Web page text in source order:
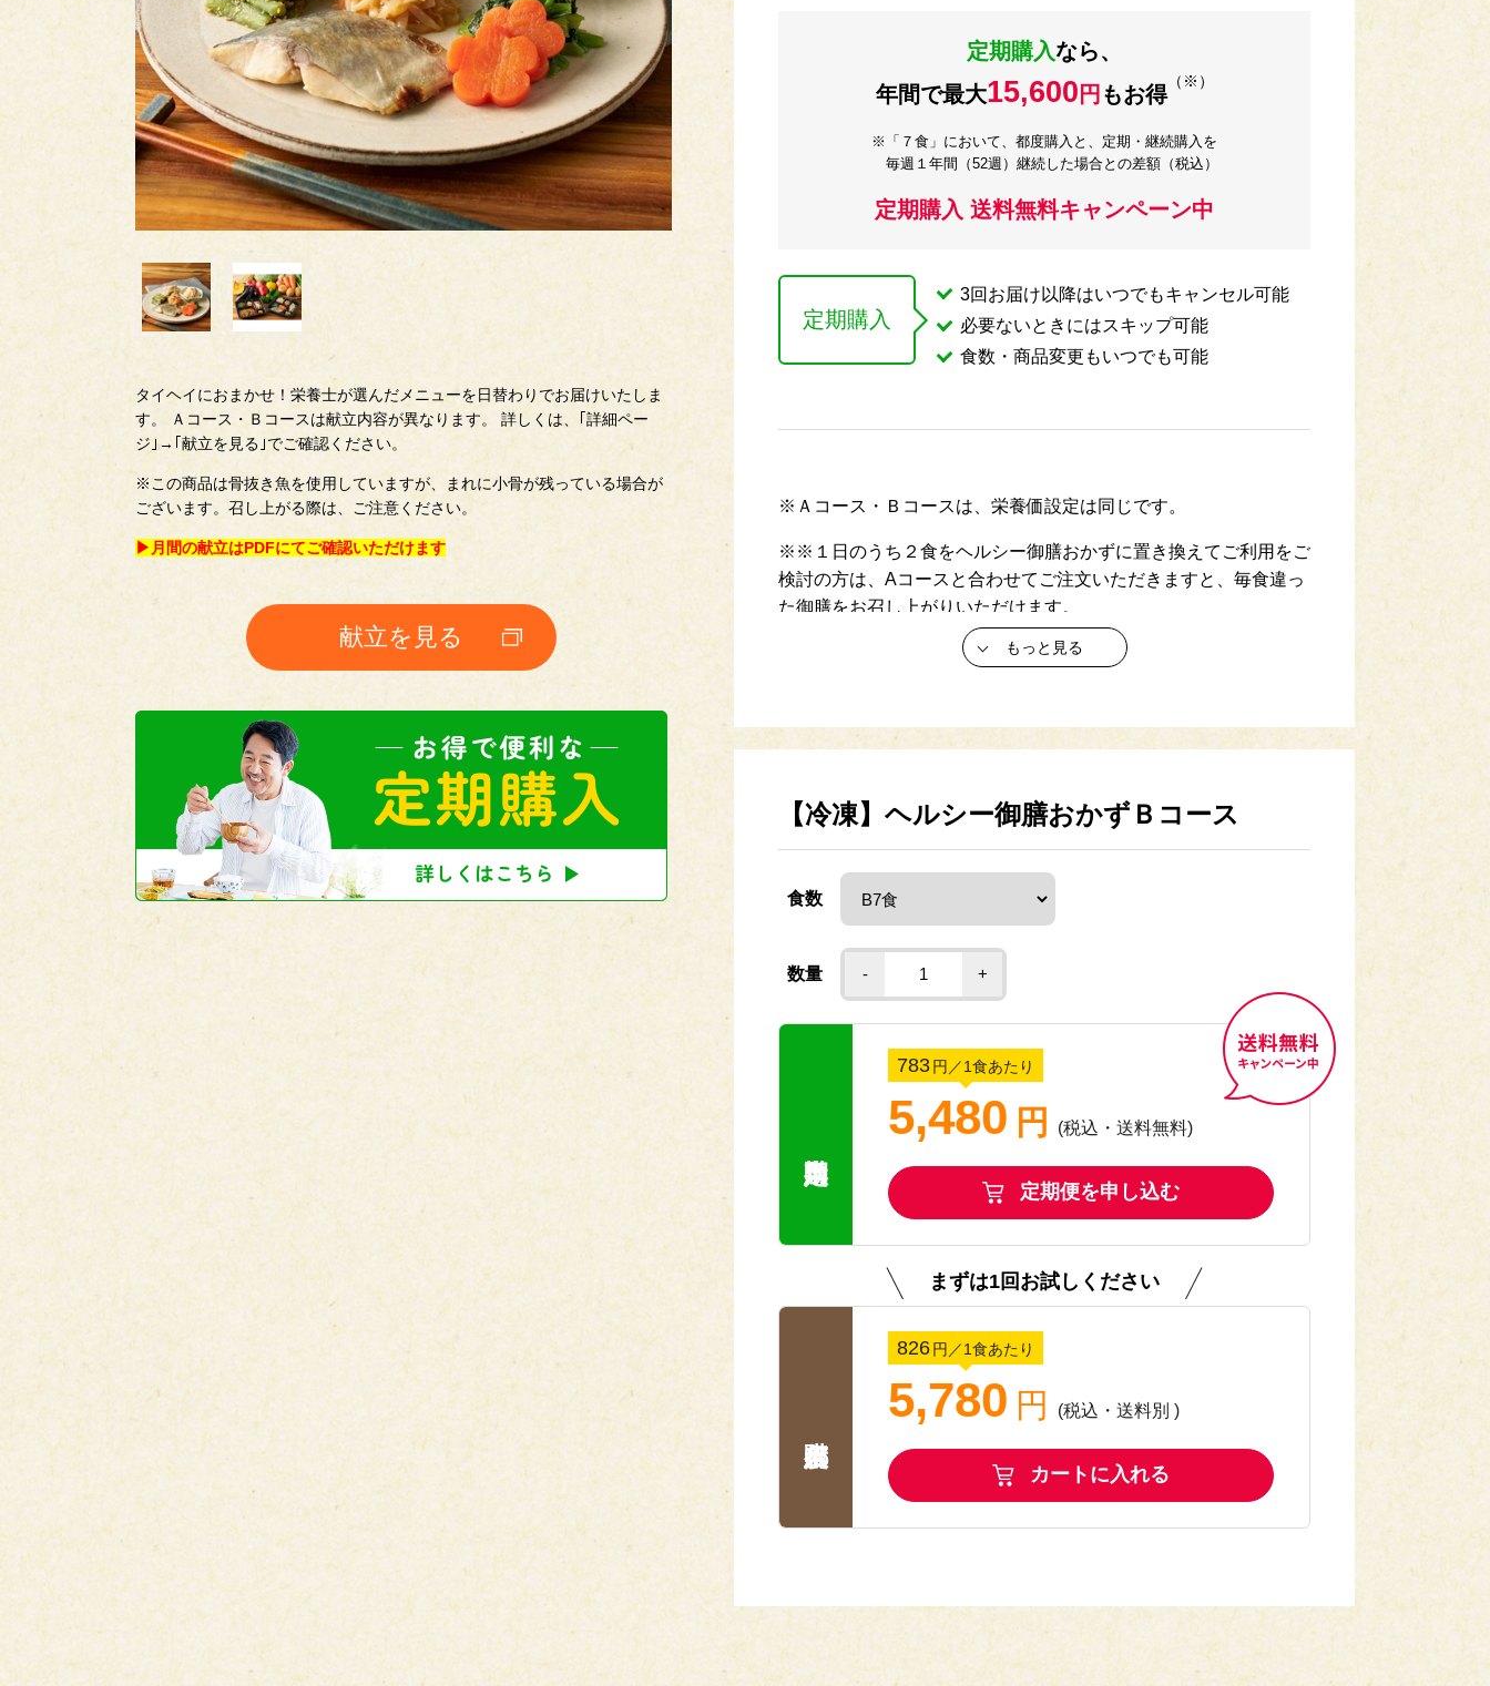
タイヘイにおまかせ！栄養士が選んだメニューを日替わりでお届けいたしま
す。 Ａコース・Ｂコースは献立内容が異なります。 詳しくは、｢詳細ペー
ジ｣→｢献立を見る｣でご確認ください。
※この商品は骨抜き魚を使用していますが、まれに小骨が残っている場合が
ございます。召し上がる際は、ご注意ください。
▶月間の献立はPDFにてご確認いただけます
献立を見る
定期購入なら、
年間で最大15,600 円 もお得
（※）
※「７食」において、都度購入と、定期・継続購入を
毎週１年間（52週）継続した場合との差額（税込）
定期購入 送料無料キャンペーン中
定期購入
3回お届け以降はいつでもキャンセル可能
必要ないときにはスキップ可能
食数・商品変更もいつでも可能
※Ａコース・Ｂコースは、栄養価設定は同じです。
※※１日のうち２食をヘルシー御膳おかずに置き換えてご利用をご
検討の方は、Aコースと合わせてご注文いただきますと、毎食違っ
た御膳をお召し上がりいただけます。
※お届け内容は予告なく変更になる場合がございます。ご了承ください。
ただけます。)
☀夏限定メニューの献立が加わりました！🌻
今だけの特別メニューをぜひご賞味ください！
(容器の色がピンクの商品です)
販売期間：2026年6月〜2026年8月（無くなり次第終了予定）
もっと見る
【冷凍】ヘルシー御膳おかずＢコース
食数
数量 - +
783円 ／1食あたり
5,480 円 (税込・送料無料)
定期便を申し込む
まずは1回お試しください
826円 ／1食あたり
5,780 円 (税込 ・ 送料別 )
カートに入れる